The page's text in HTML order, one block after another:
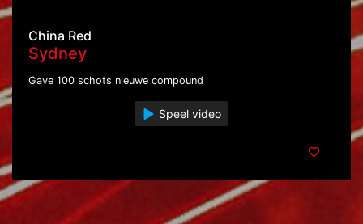
China Red
Sydney
Gave 100 schots nieuwe compound
Speel video